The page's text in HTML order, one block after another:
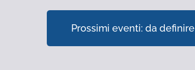
Prossimi eventi: da definire